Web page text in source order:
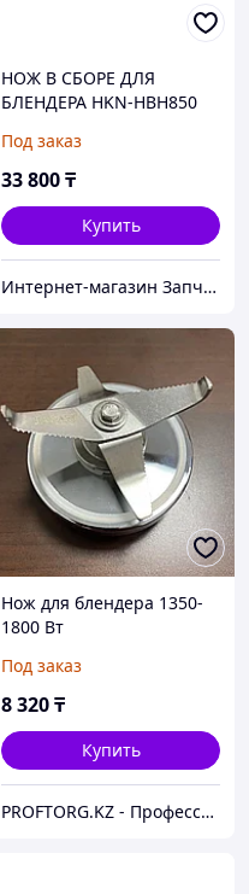
НОЖ В СБОРЕ ДЛЯ
БЛЕНДЕРА HKN-HBH850
Под заказ
33 800₸
Купить
Интернет-магазин Запчастей для бытовой техники RemZap
Нож для блендера 1350-
1800 Вт
Под заказ
8 320₸
Купить
PROFTORG.KZ - Профессиональная и бытовая техника